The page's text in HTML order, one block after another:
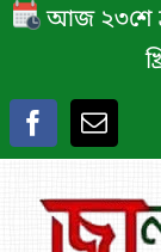
Skip
content
আজ ২৩শে